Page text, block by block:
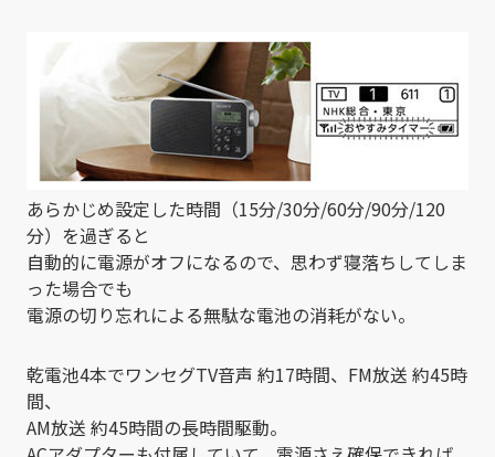
あらかじめ設定した時間（15分/30分/60分/90分/120
分）を過ぎると
自動的に電源がオフになるので、思わず寝落ちしてしま
った場合でも
電源の切り忘れによる無駄な電池の消耗がない。
乾電池4本でワンセグTV音声 約17時間、FM放送 約45時
間、
AM放送 約45時間の長時間駆動。